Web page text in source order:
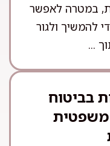
במטרה לאפשר
להמשיך ולגור
...
בביטוח
משפטית